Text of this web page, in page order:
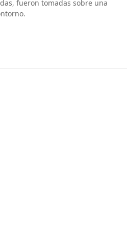
fueron tomadas sobre una